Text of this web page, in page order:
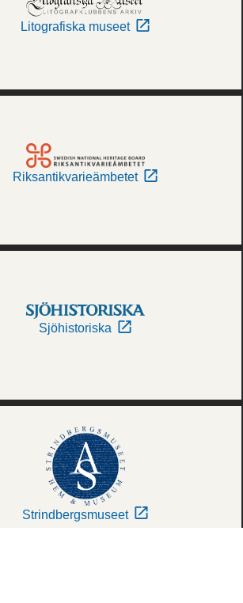
Litografiska museet
Riksantikvarieämbetet
Sjöhistoriska
Strindbergsmuseet